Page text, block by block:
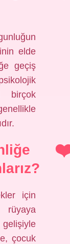
elde
geçiş
birçok
için
gelişiyle
çocuk